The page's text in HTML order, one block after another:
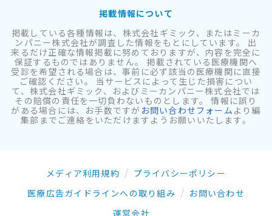
掲載情報について
掲載している各種情報は、株式会社ギミック、またはミーカ
ンパニー株式会社が調査した情報をもとにしています。 出
来るだけ正確な情報掲載に努めておりますが、内容を完全に
保証するものではありません。 掲載されている医療機関へ
受診を希望される場合は、事前に必ず該当の医療機関に直接
ご確認ください。 当サービスによって生じた損害につい
て、株式会社ギミック、およびミーカンパニー株式会社では
その賠償の責任を一切負わないものとします。 情報に誤り
がある場合には、お手数ですが お問い合わせフォーム より編
集部までご連絡をいただけますようお願いいたします。
メディア利用規約
プライバシーポリシー
医療広告ガイドラインへの取り組み
お問い合わせ
運営会社